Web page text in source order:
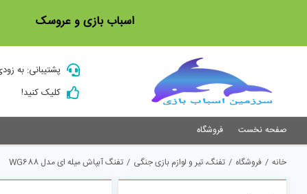
اسباب بازی و عروسک
پشتیبانی: به
کلیک کنید!
صفحه نخست فروشگاه
خانه / فروشگاه / تفنگ، تیر و لوازم بازی جنگی / تفنگ آبپاش میله ای مدل WG688